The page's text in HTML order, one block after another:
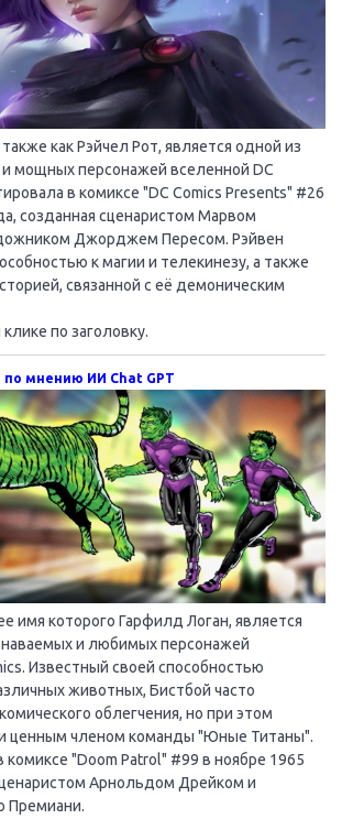
как Рэйчел Рот, является одной из
мощных персонажей вселенной DC
в комиксе "DC Comics Presents" #26
созданная сценаристом Марвом
Джорджем Пересом. Рэйвен
к магии и телекинезу, а также
связанной с её демоническим
по заголовку.
по мнению ИИ Chat GPT
имя которого Гарфилд Логан, является
и любимых персонажей
Известный своей способностью
животных, Бистбой часто
облегчения, но при этом
ценным членом команды "Юные Титаны".
"Doom Patrol" #99 в ноябре 1965
Арнольдом Дрейком и
Премиани.